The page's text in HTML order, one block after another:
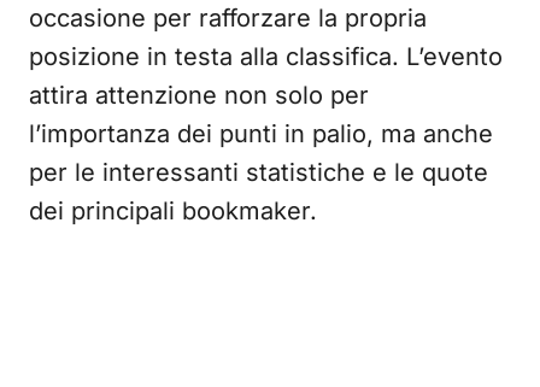
occasione per rafforzare la propria
posizione in testa alla classifica. L’evento
attira attenzione non solo per
l’importanza dei punti in palio, ma anche
per le interessanti statistiche e le quote
dei principali bookmaker.